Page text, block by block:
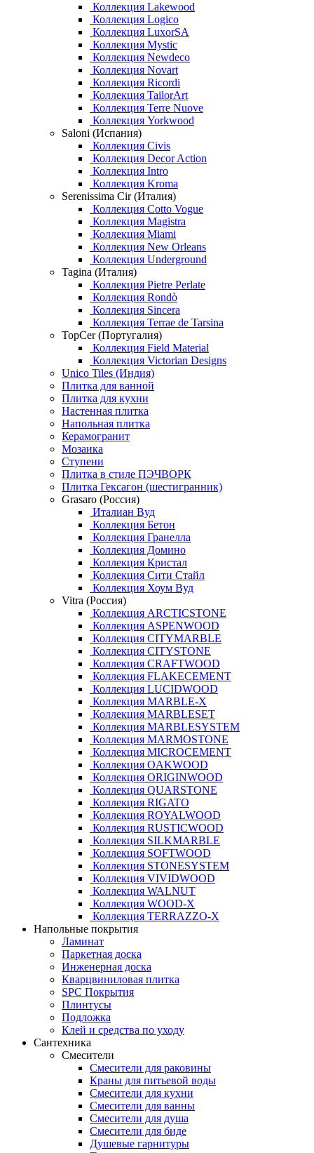
Коллекция Lakewood
Коллекция Logico
Коллекция LuxorSA
Коллекция Mystic
Коллекция Newdeco
Коллекция Novart
Коллекция Ricordi
Коллекция TailorArt
Коллекция Terre Nuove
Коллекция Yorkwood
Saloni (Испания)
Коллекция Civis
Коллекция Decor Action
Коллекция Intro
Коллекция Kroma
Serenissima Cir (Италия)
Коллекция Cotto Vogue
Коллекция Magistra
Коллекция Miami
Коллекция New Orleans
Коллекция Underground
Tagina (Италия)
Коллекция Pietre Perlate
Коллекция Rondò
Коллекция Sincera
Коллекция Terrae de Tarsina
TopCer (Португалия)
Коллекция Field Material
Коллекция Victorian Designs
Unico Tiles (Индия)
Плитка для ванной
Плитка для кухни
Настенная плитка
Напольная плитка
Керамогранит
Мозаика
Ступени
Плитка в стиле ПЭЧВОРК
Плитка Гексагон (шестигранник)
Grasaro (Россия)
Италиан Вуд
Коллекция Бетон
Коллекция Гранелла
Коллекция Домино
Коллекция Кристал
Коллекция Сити Стайл
Коллекция Хоум Вуд
Vitra (Россия)
Коллекция ARCTICSTONE
Коллекция ASPENWOOD
Коллекция CITYMARBLE
Коллекция CITYSTONE
Коллекция CRAFTWOOD
Коллекция FLAKECEMENT
Коллекция LUCIDWOOD
Коллекция MARBLE-X
Коллекция MARBLESET
Коллекция MARBLESYSTEM
Коллекция MARMOSTONE
Коллекция MICROCEMENT
Коллекция OAKWOOD
Коллекция ORIGINWOOD
Коллекция QUARSTONE
Коллекция RIGATO
Коллекция ROYALWOOD
Коллекция RUSTICWOOD
Коллекция SILKMARBLE
Коллекция SOFTWOOD
Коллекция STONESYSTEM
Коллекция VIVIDWOOD
Коллекция WALNUT
Коллекция WOOD-X
Коллекция ТЕRRАZZO-X
Напольные покрытия
Ламинат
Паркетная доска
Инженерная доска
Кварцвиниловая плитка
SPC Покрытия
Плинтусы
Подложка
Клей и средства по уходу
Сантехника
Смесители
Смесители для раковины
Краны для питьевой воды
Смесители для кухни
Смесители для ванны
Смесители для душа
Смесители для биде
Душевые гарнитуры